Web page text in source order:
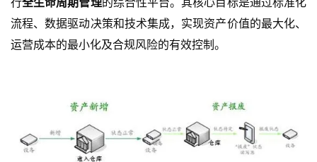
行全生命周期管理的综合性平台。其核心目标是通过标准化
流程、数据驱动决策和技术集成，实现资产价值的最大化、
运营成本的最小化及合规风险的有效控制。